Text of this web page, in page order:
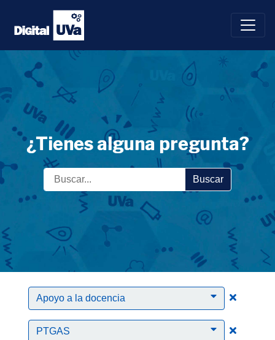
Saltar
contenido
¿Tienes alguna pregunta?
Buscar
Apoyo a la docencia Clic
PTGAS Clic